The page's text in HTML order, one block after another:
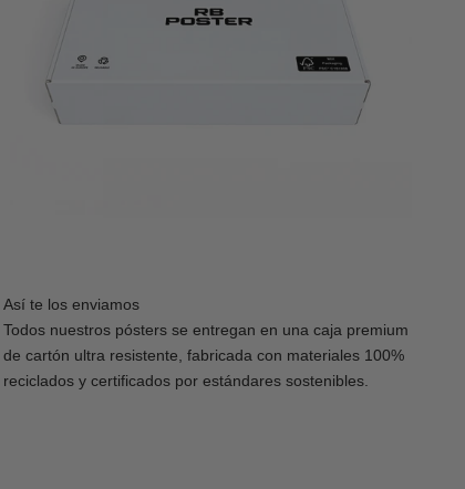
Así te los enviamos
Todos nuestros pósters se entregan en una caja premium
de cartón ultra resistente, fabricada con materiales 100%
reciclados y certificados por estándares sostenibles.